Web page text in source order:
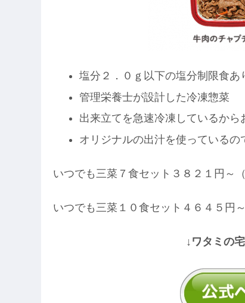
塩分２．０ｇ以下の塩分制限食あ
管理栄養士が設計した冷凍惣菜
出来立てを急速冷凍しているから
オリジナルの出汁を使っているの
いつでも三菜７食セット３８２１円～
いつでも三菜１０食セット４６４５円
↓ワタミの